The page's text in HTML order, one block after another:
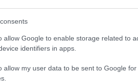
allow Google to enable storage related to
identifiers in apps.
allow my user data to be sent to Google
de chevalier de l’Ordre du Mérite,
incontournable, c’est pourquoi il
oeuvres au théâtre.
à l’affiche en tournée en